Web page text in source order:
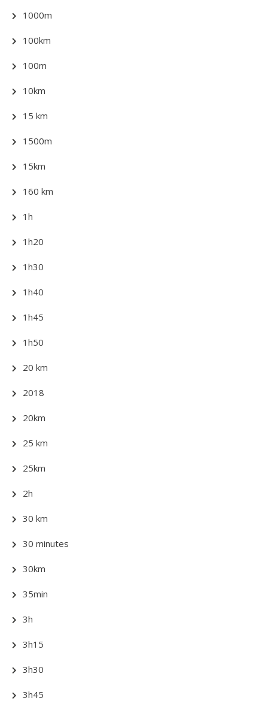
1000m
100km
100m
10km
15 km
1500m
15km
160 km
1h
1h20
1h30
1h40
1h45
1h50
20 km
2018
20km
25 km
25km
2h
30 km
30 minutes
30km
35min
3h
3h15
3h30
3h45